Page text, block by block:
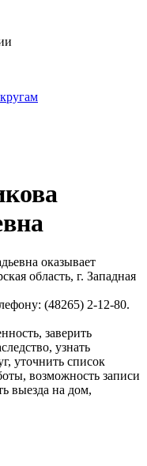
оказывает
область, г. Западная
(48265) 2-12-80.
заверить
узнать
уточнить список
возможность записи
выезда на дом,